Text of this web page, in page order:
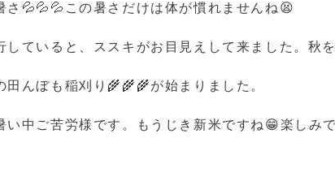
さ💦💦💦この暑さだけは体が慣れませんね😫
していると、ススキがお目見えして来ました。秋
田んぼも稲刈り🌾🌾🌾が始まりました。
い中ご苦労様です。もうじき新米ですね😁楽しみ